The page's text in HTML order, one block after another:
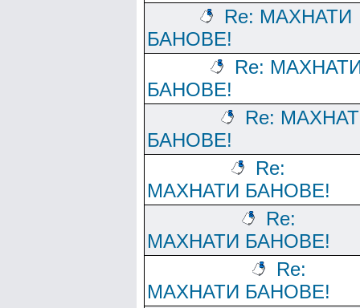
Re: МАХНАТИ
БАНОВЕ!
Re:
БАНОВЕ!
Re:
БАНОВЕ!
Re:
МАХНАТИ БАНОВЕ!
Re:
МАХНАТИ БАНОВЕ!
Re:
МАХНАТИ БАНОВЕ!